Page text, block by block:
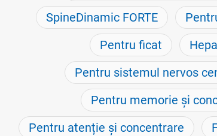
SpineDinamic FORTE
Pentru ficat
Pentru sistemul nervos
Pentru memorie și
Pentru atenție și concentrare